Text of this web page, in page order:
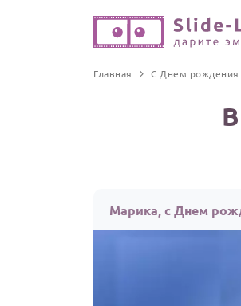
Главная С Днем рождения
Марика, с Днем